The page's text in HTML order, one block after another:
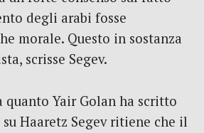
degli arabi fosse
morale. Questo in sostanza
scrisse Segev.
quanto Yair Golan ha scritto
Haaretz Segev ritiene che il